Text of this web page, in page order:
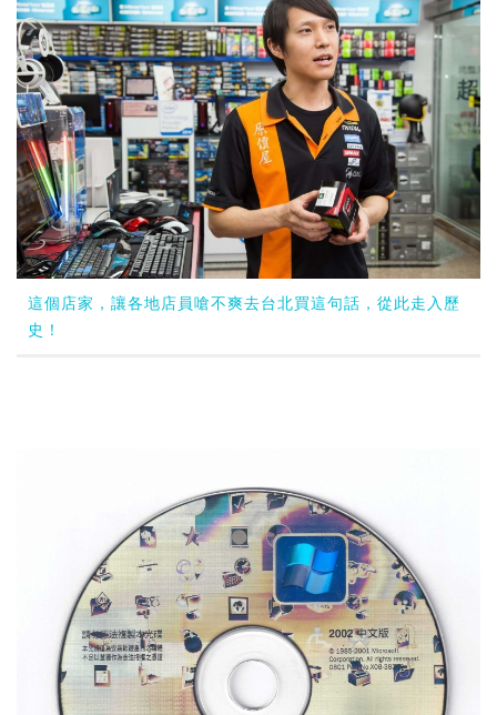
這個店家，讓各地店員嗆不爽去台北買這句話，從此走入歷
史！